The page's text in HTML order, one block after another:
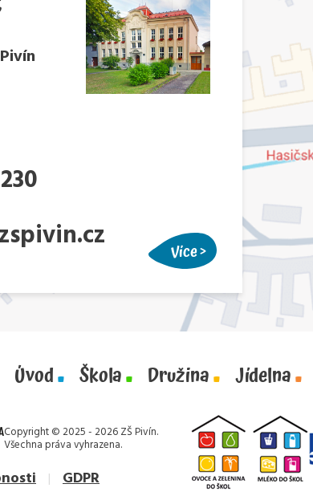
Více
Úvod Škola Družina Jídelna
Copyright © 2025 - 2026 ZŠ Pivín.
Všechna práva vyhrazena.
GDPR